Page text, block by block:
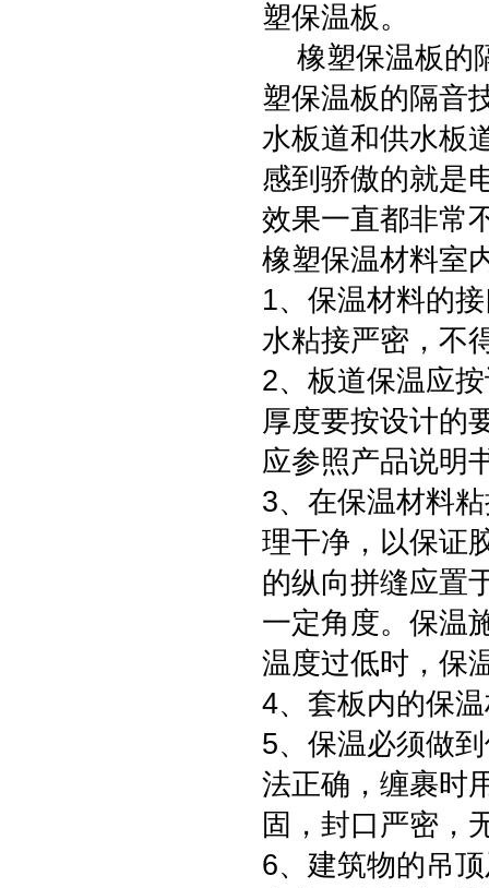
塑保温板。
橡塑保温板的
塑保温板的隔音
水板道和供水板
感到骄傲的就是
效果一直都非常
橡塑保温材料室
1、保温材料的
水粘接严密，不
2、板道保温应
厚度要按设计的
应参照产品说明
3、在保温材料
理干净，以保证
的纵向拼缝应置
一定角度。保温
温度过低时，保
4、套板内的保
5、保温必须做
法正确，缠裹时
固，封口严密，
6、建筑物的吊